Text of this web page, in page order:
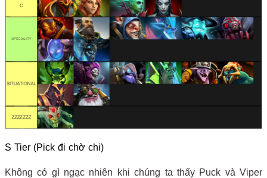
S Tier (Pick đi chờ chi)
Không có gì ngạc nhiên khi chúng ta thấy Puck và Viper